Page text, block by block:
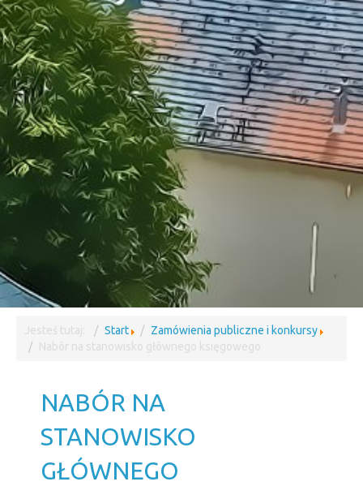
Jesteś tutaj: Start
Zamówienia publiczne i konkursy
Nabór na stanowisko głównego księgowego
NABÓR NA
STANOWISKO
GŁÓWNEGO